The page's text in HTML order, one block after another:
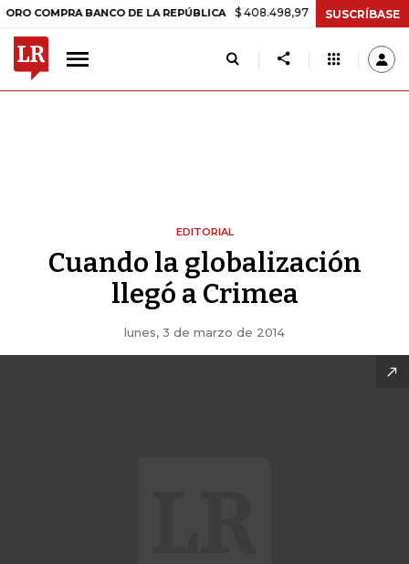
BANCO DE LA REPÚBLICA $ 408.498,97 +$ 8.753,81 +2,19%
SUSCRÍBASE
EDITORIAL
Cuando la globalización
llegó a Crimea
lunes, 3 de marzo de 2014